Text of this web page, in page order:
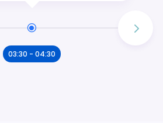
03:30 - 04:30